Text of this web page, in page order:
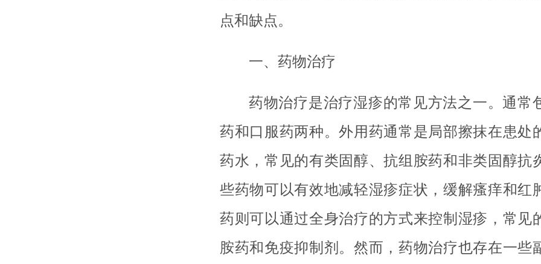
点和缺点。
一、药物治疗
药物治疗是治疗湿疹的常见方法之一。通常
药和口服药两种。外用药通常是局部擦抹在患处
药水，常见的有类固醇、抗组胺药和非类固醇抗
些药物可以有效地减轻湿疹症状，缓解瘙痒和红
药则可以通过全身治疗的方式来控制湿疹，常见
胺药和免疫抑制剂。然而，药物治疗也存在一些